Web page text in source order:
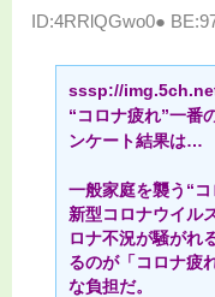
ID:4RRlQGwo0●
sssp://
“コロナ疲れ”一番
ンケート結果は…
一般家庭を襲う“
新型コロナウイル
ロナ不況が騒がれ
るのが「コロナ疲
な負担だ。